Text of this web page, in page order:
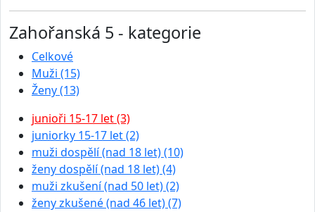
Zahořanská 5 - kategorie
Celkové
Muži (15)
Ženy (13)
junioři 15-17 let (3)
juniorky 15-17 let (2)
muži dospělí (nad 18 let) (10)
ženy dospělí (nad 18 let) (4)
muži zkušení (nad 50 let) (2)
ženy zkušené (nad 46 let) (7)